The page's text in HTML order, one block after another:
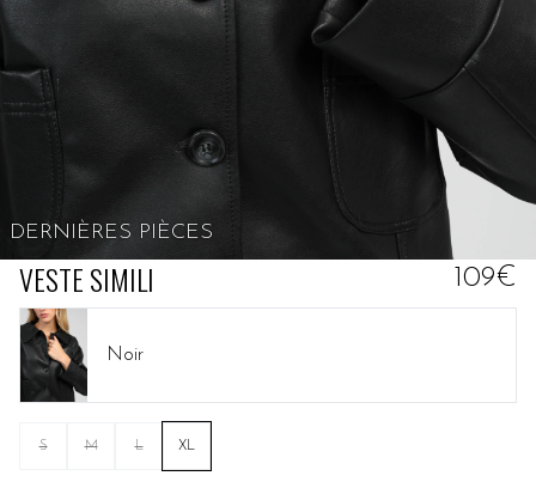
DERNIÈRES PIÈCES
VESTE SIMILI 109€
Noir
S M L XL